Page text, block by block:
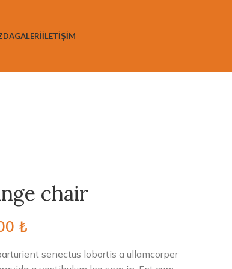
GALERİİLETİŞİM
chair
₺
senectus lobortis a ullamcorper